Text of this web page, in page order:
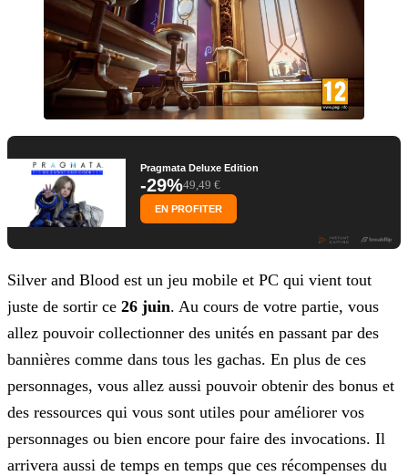
Pragmata Deluxe Edition
-29%49,49 €
EN PROFITER
Silver and Blood est un jeu mobile et PC qui vient tout
juste de sortir ce 26 juin. Au cours de votre partie, vous
allez pouvoir collectionner des unités en passant par des
bannières comme dans tous les gachas. En plus de ces
personnages, vous allez aussi pouvoir obtenir des bonus et
des ressources qui vous sont utiles pour améliorer vos
personnages ou bien encore pour faire des invocations. Il
arrivera aussi de temps en temps que ces récompenses du